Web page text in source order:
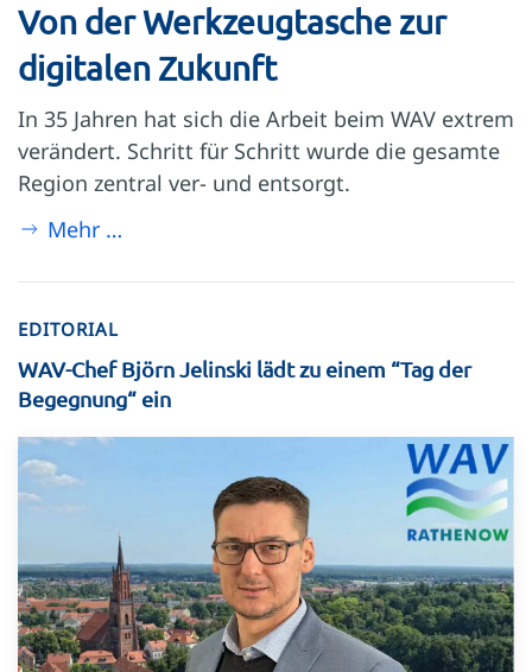
Von der Werkzeugtasche zur
digitalen Zukunft
In 35 Jahren hat sich die Arbeit beim WAV extrem
verändert. Schritt für Schritt wurde die gesamte
Region zentral ver- und entsorgt.
Mehr …
EDITORIAL
WAV-Chef Björn Jelinski lädt zu einem “Tag der
Begegnung“ ein